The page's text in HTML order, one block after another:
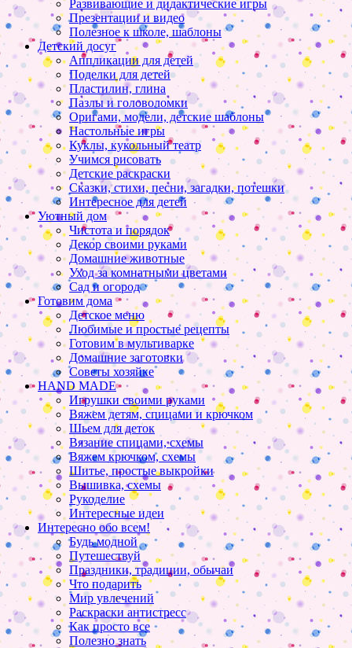
Развивающие и дидактические игры
Презентации и видео
Полезное к школе, шаблоны
Детский досуг
Аппликации для детей
Поделки для детей
Пластилин, глина
Пазлы и головоломки
Оригами, модели, детские шаблоны
Настольные игры
Куклы, кукольный театр
Учимся рисовать
Детские раскраски
Сказки, стихи, песни, загадки, потешки
Интересное для детей
Уютный дом
Чистота и порядок
Декор своими руками
Домашние животные
Уход за комнатными цветами
Сад и огород
Готовим дома
Детское меню
Любимые и простые рецепты
Готовим в мультиварке
Домашние заготовки
Советы хозяйке
HAND MADE
Игрушки своими руками
Вяжем детям, спицами и крючком
Шьем для деток
Вязание спицами, схемы
Вяжем крючком, схемы
Шитье, простые выкройки
Вышивка, схемы
Рукоделие
Интересные идеи
Интересно обо всем!
Будь модной
Путешествуй
Праздники, традиции, обычаи
Что подарить
Мир увлечений
Раскраски антистресс
Как просто все
Полезно знать